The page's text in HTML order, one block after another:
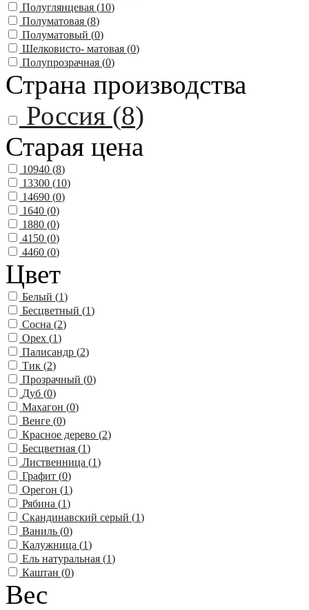
Полуглянцевая (10)
Полуматовая (8)
Полуматовый (0)
Шелковисто- матовая (0)
Полупрозрачная (0)
Страна производства
Россия (8)
Старая цена
10940 (8)
13300 (10)
14690 (0)
1640 (0)
1880 (0)
4150 (0)
4460 (0)
Цвет
Белый (1)
Бесцветный (1)
Сосна (2)
Орех (1)
Палисандр (2)
Тик (2)
Прозрачный (0)
Дуб (0)
Махагон (0)
Венге (0)
Красное дерево (2)
Бесцветная (1)
Лиственница (1)
Графит (0)
Орегон (1)
Рябина (1)
Скандинавский серый (1)
Ваниль (0)
Калужница (1)
Ель натуральная (1)
Каштан (0)
Вес